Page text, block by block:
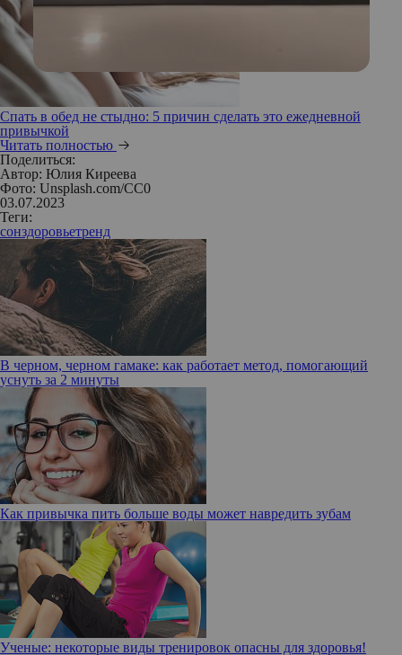
Спать в обед не стыдно: 5 причин сделать это ежедневной
привычкой
Читать полностью
Поделиться:
Автор: Юлия Киреева
Фото: Unsplash.com/CC0
03.07.2023
Теги:
сонздоровьетренд
В черном, черном гамаке: как работает метод, помогающий
уснуть за 2 минуты
Как привычка пить больше воды может навредить зубам
Ученые: некоторые виды тренировок опасны для здоровья!